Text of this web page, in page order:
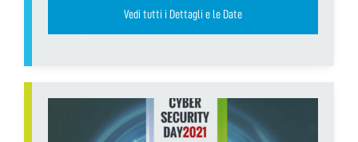
Vedi tutti i Dettagli e le Date